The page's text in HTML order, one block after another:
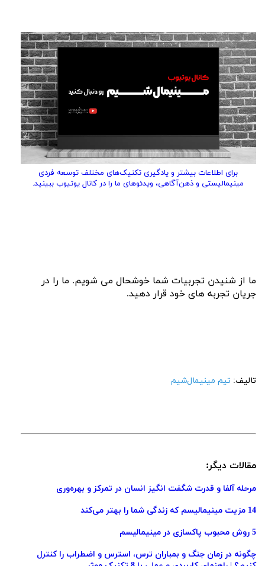
برای اطلاعات بیشتر و یادگیری تکنیک‌های مختلف توسعه فردی
مینیمالیستی و ذهن‌آگاهی، ویدئوهای ما را در کانال یوتیوب ببینید.
ما از شنیدن تجربیات شما خوشحال می شویم. ما را در
جریان تجربه های خود قرار دهید.
تالیف: تیم مینیمال‌شیم
مقالات دیگر:
مرحله آلفا و قدرت شگفت انگیز انسان در تمرکز و بهره‌وری
14 مزیت مینیمالیسم که زندگی شما را بهتر می‌کند
5 روش محبوب پاکسازی در مینیمالیسم
چگونه در زمان جنگ و بمباران ترس، استرس و اضطراب را کنترل